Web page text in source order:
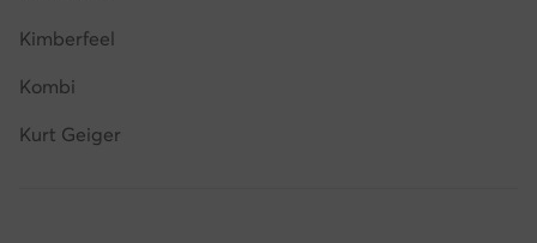
Kimberfeel
Kombi
Kurt Geiger